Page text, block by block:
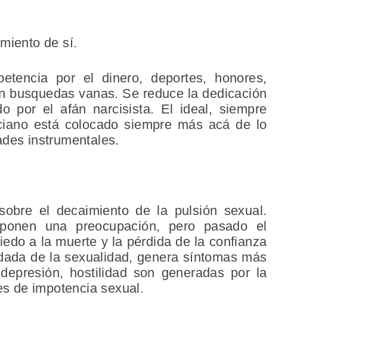
de sí.
por el dinero, deportes, honores,
busquedas vanas. Se reduce la dedicación
por el afán narcisista. El ideal, siempre
está colocado siempre más acá de lo
instrumentales.
el decaimiento de la pulsión sexual.
una preocupación, pero pasado el
a la muerte y la pérdida de la confianza
de la sexualidad, genera síntomas más
hostilidad son generadas por la
de impotencia sexual.